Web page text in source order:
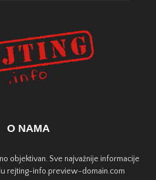
O NAMA
objektivan. Sve najvažnije informacije
rejting-info.preview-domain.com